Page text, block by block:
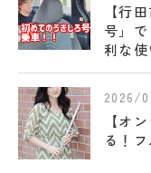
【行
号」
利な使
2026/
【オ
る！